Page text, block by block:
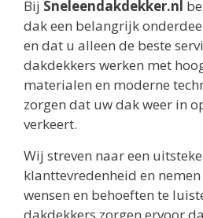
Bij Sneleendakdekker.nl
dak een belangrijk
en dat u alleen de beste
dakdekkers werken met
materialen en moderne
zorgen dat uw dak weer in
verkeert.
Wij streven naar een
klanttevredenheid en
wensen en behoeften te
dakdekkers zorgen ervoor